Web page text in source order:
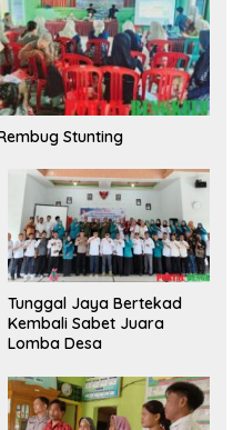
Stunting
Tunggal Jaya Bertekad
Kembali Sabet Juara
Lomba Desa